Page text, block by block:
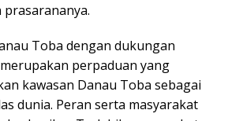
Toba dengan dukungan
perpaduan yang
kawasan Danau Toba sebagai
dunia. Peran serta masyarakat